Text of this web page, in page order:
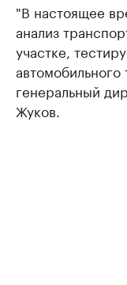
"В настоящее
анализ
участке,
генеральный
Жуков.